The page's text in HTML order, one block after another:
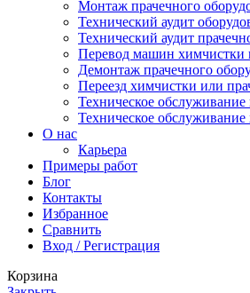
Монтаж прачечного
Технический аудит
Технический аудит
Перевод машин химчистки
Демонтаж прачечного
Переезд химчистки или
Техническое
Техническое
О нас
Карьера
Примеры работ
Блог
Контакты
Избранное
Сравнить
Вход / Регистрация
Корзина